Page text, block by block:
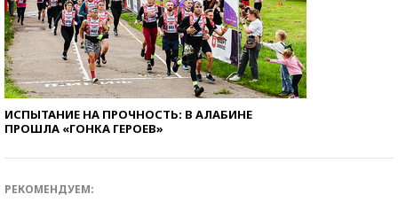
ИСПЫТАНИЕ НА ПРОЧНОСТЬ: В АЛАБИНЕ
ПРОШЛА «ГОНКА ГЕРОЕВ»
РЕКОМЕНДУЕМ: